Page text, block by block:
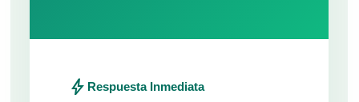
bolt Respuesta Inmediata